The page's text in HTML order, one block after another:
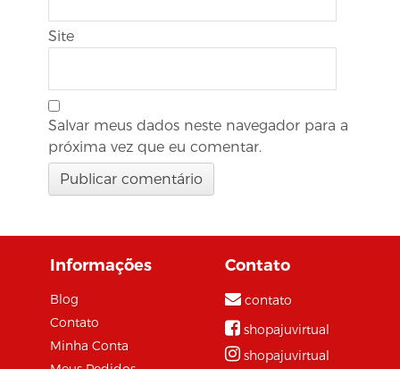
Site
Salvar meus dados neste navegador para a
próxima vez que eu comentar.
Informações
Blog
Contato
Minha Conta
Contato
contato
shopajuvirtual
shopajuvirtual